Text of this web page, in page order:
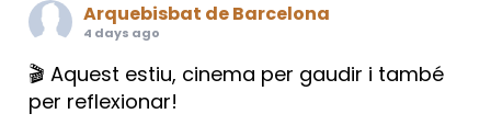
Arquebisbat de Barcelona
4 days ago
🎬 Aquest estiu, cinema per gaudir i també
per reflexionar!